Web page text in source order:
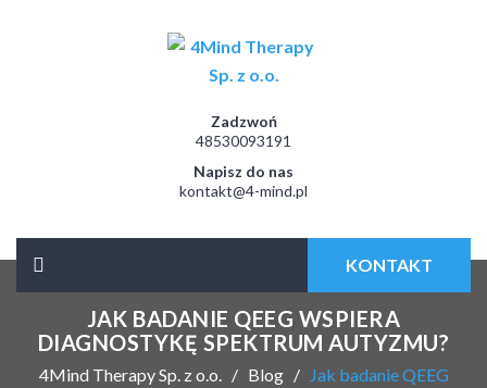
Zadzwoń
48530093191
Napisz do nas
kontakt@4-mind.pl
KONTAKT
JAK BADANIE QEEG WSPIERA
DIAGNOSTYKĘ SPEKTRUM AUTYZMU?
4Mind Therapy Sp. z o.o. Blog
Jak badanie QEEG